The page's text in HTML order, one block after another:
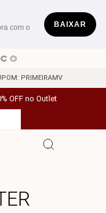
com o
BAIXAR
PRIMEIRAMV
OFF no Outlet